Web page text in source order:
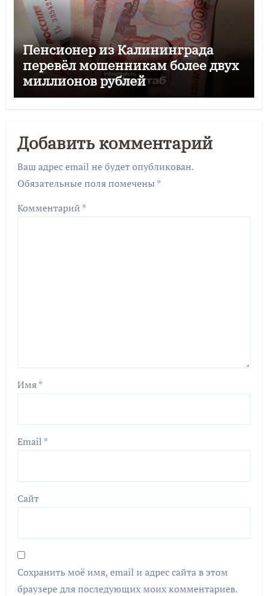
Пенсионер из Калининграда
перевёл мошенникам более двух
миллионов рублей
Добавить комментарий
Ваш адрес email не будет опубликован.
Обязательные поля помечены *
Комментарий *
Имя*
Email *
Сайт
Сохранить моё имя, email и адрес сайта в этом
браузере для последующих моих комментариев.